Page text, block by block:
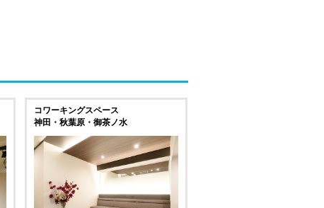
コワーキングスペース
神田・秋葉原・御茶ノ水